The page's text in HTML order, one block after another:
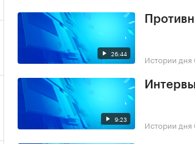
26:44 Истории дня
9:23 Истории дня